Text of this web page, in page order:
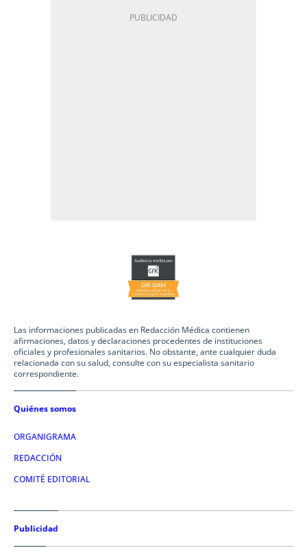
Las informaciones publicadas en Redacción Médica contienen
afirmaciones, datos y declaraciones procedentes de instituciones
oficiales y profesionales sanitarios. No obstante, ante cualquier duda
relacionada con su salud, consulte con su especialista sanitario
correspondiente.
Quiénes somos
ORGANIGRAMA
REDACCIÓN
COMITÉ EDITORIAL
Publicidad